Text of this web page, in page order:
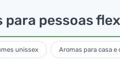
para pessoas
unissex Aromas para casa e